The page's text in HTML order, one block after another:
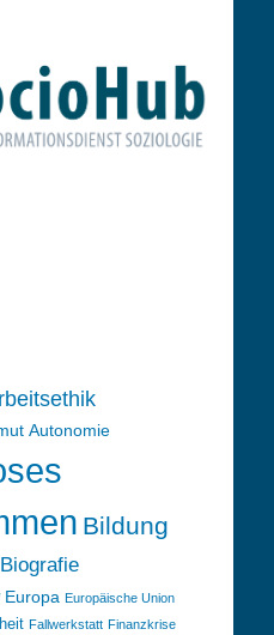
Autonomie
Bildung
Biografie
Europa Europäische Union
Fallwerkstatt Finanzkrise